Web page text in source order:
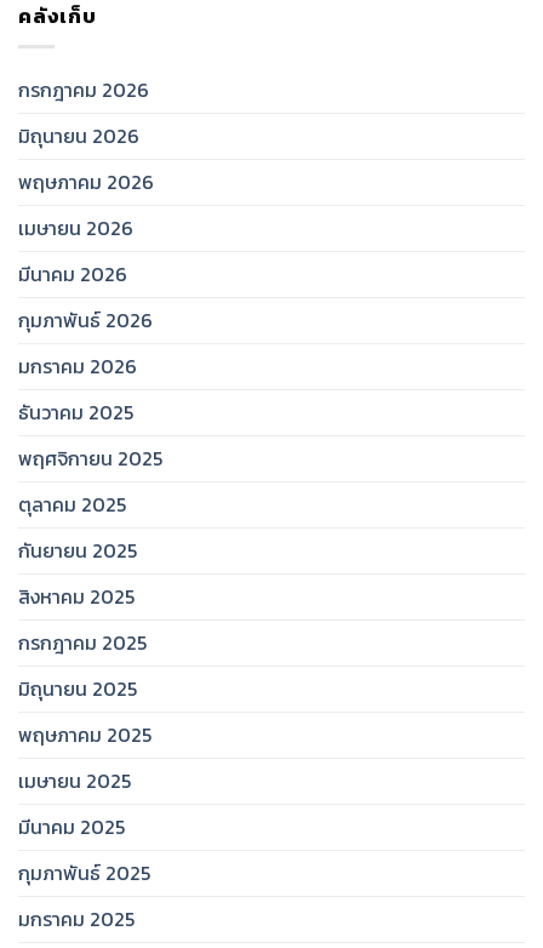
คลังเก็บ
กรกฎาคม 2026
มิถุนายน 2026
พฤษภาคม 2026
เมษายน 2026
มีนาคม 2026
กุมภาพันธ์ 2026
มกราคม 2026
ธันวาคม 2025
พฤศจิกายน 2025
ตุลาคม 2025
กันยายน 2025
สิงหาคม 2025
กรกฎาคม 2025
มิถุนายน 2025
พฤษภาคม 2025
เมษายน 2025
มีนาคม 2025
กุมภาพันธ์ 2025
มกราคม 2025